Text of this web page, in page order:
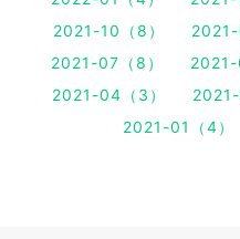
2021-10（8）
2021-
2021-07（8）
2021-
2021-04（3）
2021-
2021-01（4）